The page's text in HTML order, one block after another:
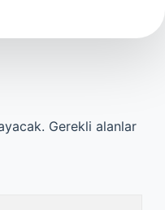
Gerekli alanlar